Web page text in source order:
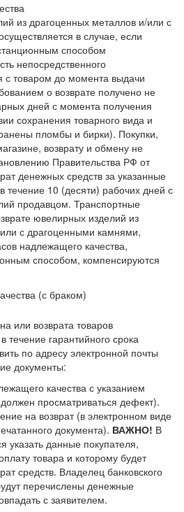
из драгоценных металлов и/или с
в случае, если
способом
непосредственного
с товаром до момента выдачи
о возврате получено не
дней с момента получения
сохранения товарного вида и
пломбы и бирки). Покупки,
возврату и обмену не
Правительства РФ от
денежных средств за указанные
течение 10 (десяти) рабочих дней с
продавцом. Транспортные
ювелирных изделий из
с драгоценными камнями,
надлежащего качества,
способом, компенсируются
(с браком)
или возврата товаров
течение гарантийного срока
по адресу электронной почты
документы:
качества с указанием
просматриваться дефект).
на возврат (в электронном виде
документа). ВАЖНО! В
указать данные покупателя,
товара и которому будет
средств. Владелец банковского
перечислены денежные
с заявителем.